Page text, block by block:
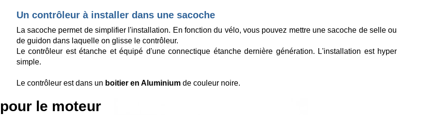
Un contrôleur à installer dans une sacoche
La sacoche permet de simplifier l'installation. En fonction du vélo, vous pouvez mettre une sacoche de selle ou
de guidon dans laquelle on glisse le contrôleur.
Le contrôleur est étanche et équipé d'une connectique étanche dernière génération. L'installation est hyper
simple.
Le contrôleur est dans un boitier en Aluminiumde couleur noire.
le moteur